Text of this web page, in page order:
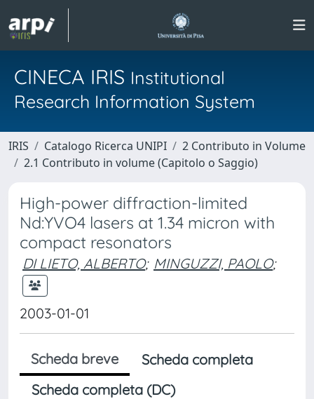
CINECA IRIS Institutional
Research Information System
IRIS Catalogo Ricerca UNIPI
2 Contributo in Volume
2.1 Contributo in volume (Capitolo o Saggio)
High-power diffraction-limited
Nd:YVO4 lasers at 1.34 micron with
compact resonators
DI LIETO, ALBERTO; MINGUZZI, PAOLO;
2003-01-01
Scheda breve
Scheda completa
Scheda completa (DC)